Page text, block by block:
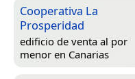
Cooperativa La
Prosperidad
edificio de venta al por
menor en Canarias